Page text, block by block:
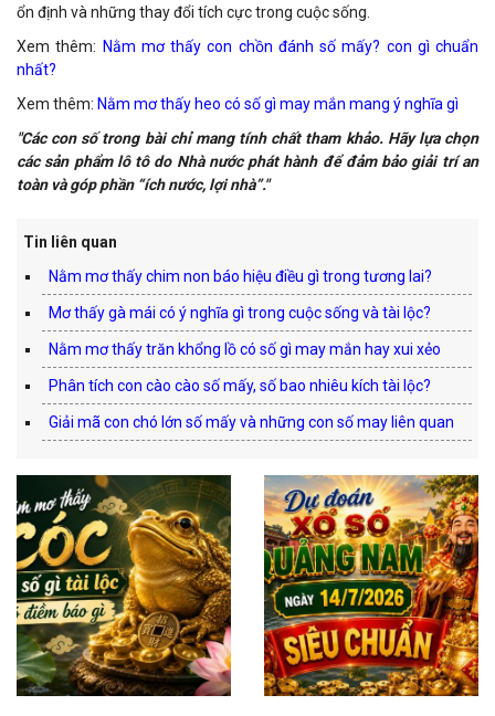
ổn định và những thay đổi tích cực trong cuộc sống.
Xem thêm: Nằm mơ thấy con chồn đánh số mấy? con gì chuẩn
nhất?
Xem thêm: Nằm mơ thấy heo có số gì may mắn mang ý nghĩa gì
"Các con số trong bài chỉ mang tính chất tham khảo. Hãy lựa chọn
các sản phẩm lô tô do Nhà nước phát hành để đảm bảo giải trí an
toàn và góp phần “ích nước, lợi nhà”."
Tin liên quan
Nằm mơ thấy chim non báo hiệu điều gì trong tương lai?
Mơ thấy gà mái có ý nghĩa gì trong cuộc sống và tài lộc?
Nằm mơ thấy trăn khổng lồ có số gì may mắn hay xui xẻo
Phân tích con cào cào số mấy, số bao nhiêu kích tài lộc?
Giải mã con chó lớn số mấy và những con số may liên quan